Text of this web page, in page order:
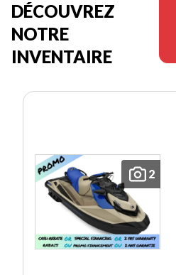
DÉCOUVREZ
NOTRE
INVENTAIRE
2